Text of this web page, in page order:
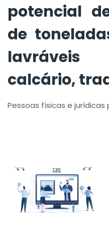
potencial
de
lavráveis
calcário,
Pessoas físicas e